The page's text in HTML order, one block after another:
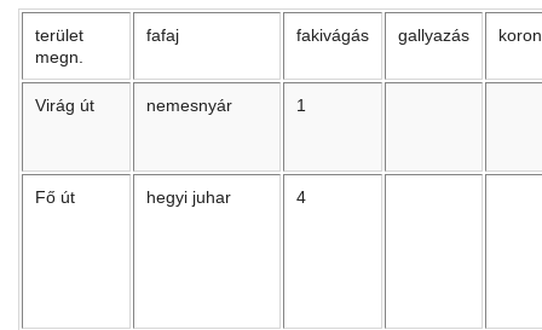
terület
megn.
fafaj fakivágás gallyazás
Virág út nemesnyár 1
Fő út hegyi juhar 4